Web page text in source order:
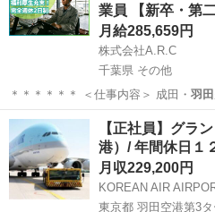
業員 【新卒・第
月給285,659円
株式会社A.R.C
千葉県 その他
＊＊＊＊＊＊ ＜仕事内容＞ 成田・ 羽
倉庫にてフ…
千葉 その他 工場
【正社員】グラ
港）/ 年間休日１
月収229,200円
KOREAN AIR
東京都 羽田空港第3